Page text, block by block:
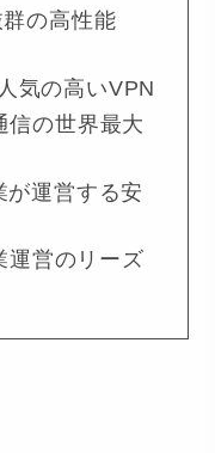
群の高性能
気の高いVPN
信の世界最大
が運営する安
運営のリーズ